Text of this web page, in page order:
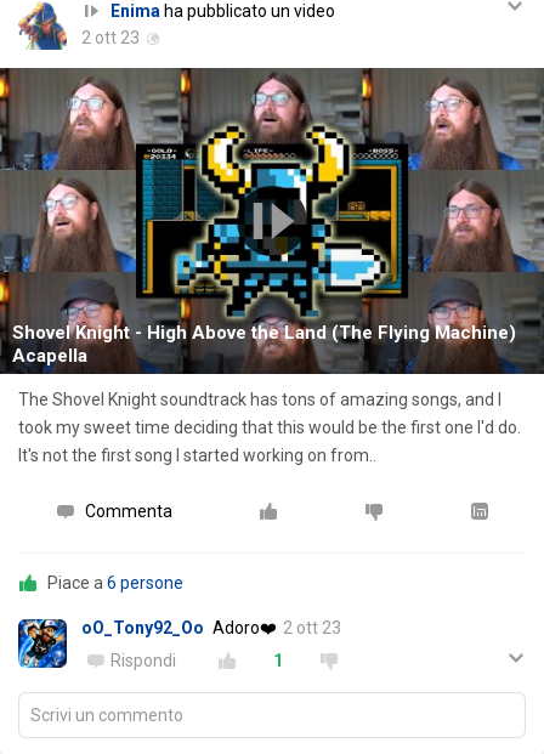
Enima ha pubblicato un video
2 ott 23
Shovel Knight - High Above the Land (The Flying Machine)
Acapella
The Shovel Knight soundtrack has tons of amazing songs, and I
took my sweet time deciding that this would be the first one I'd do.
It's not the first song I started working on from..
Commenta
Piace a 6 persone
oO_Tony92_Oo Adoro❤️ 2 ott 23
Rispondi
1
Scrivi un commento